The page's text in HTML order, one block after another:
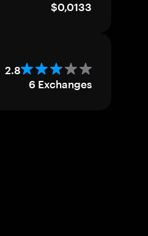
$0,0133
2.8
6 Exchanges